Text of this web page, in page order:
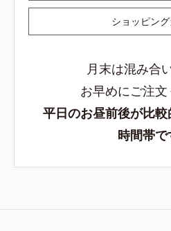
ショッピン
月末は混み合
お早めにご注文
平日のお昼前後が比
時間帯で